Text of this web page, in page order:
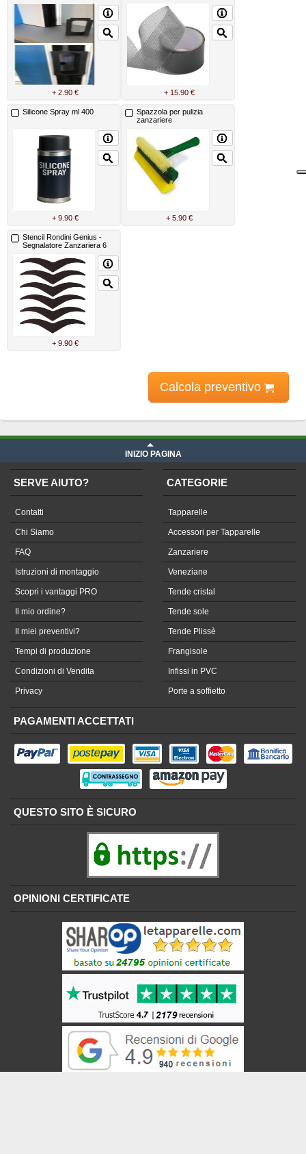
+ 2.90 € + 15.90 €
Silicone Spray ml 400
+ 9.90 €
Spazzola per pulizia
zanzariere
+ 5.90 €
Stencil Rondini Genius -
Segnalatore Zanzariera 6
+ 9.90 €
Calcola preventivo
INIZIO PAGINA
SERVE AIUTO?
Contatti
Chi Siamo
FAQ
Istruzioni di montaggio
Scopri i vantaggi PRO
Il mio ordine?
Il miei preventivi?
Tempi di produzione
Condizioni di Vendita
Privacy
CATEGORIE
Tapparelle
Accessori per Tapparelle
Zanzariere
Veneziane
Tende cristal
Tende sole
Tende Plissè
Frangisole
Infissi in PVC
Porte a soffietto
PAGAMENTI ACCETTATI
QUESTO SITO È SICURO
OPINIONI CERTIFICATE